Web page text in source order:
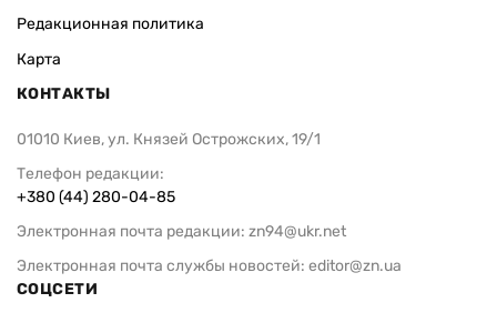
Редакционная политика
Карта
КОНТАКТЫ
01010 Киев, ул. Князей Острожских, 19/1
Телефон редакции:
+380 (44) 280-04-85
Электронная почта редакции: zn94@ukr.net
Электронная почта службы новостей: editor@zn.ua
СОЦСЕТИ